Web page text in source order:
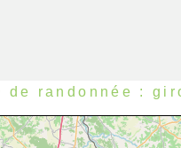
de randonnée :